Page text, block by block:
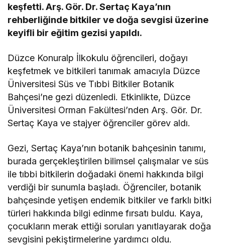
keşfetti. Arş. Gör. Dr. Sertaç Kaya’nın
rehberliğinde bitkiler ve doğa sevgisi üzerine
keyifli bir eğitim gezisi yapıldı.
Düzce Konuralp İlkokulu öğrencileri, doğayı
keşfetmek ve bitkileri tanımak amacıyla Düzce
Üniversitesi Süs ve Tıbbi Bitkiler Botanik
Bahçesi’ne gezi düzenledi. Etkinlikte, Düzce
Üniversitesi Orman Fakültesi’nden Arş. Gör. Dr.
Sertaç Kaya ve stajyer öğrenciler görev aldı.
Gezi, Sertaç Kaya’nın botanik bahçesinin tanımı,
burada gerçekleştirilen bilimsel çalışmalar ve süs
ile tıbbi bitkilerin doğadaki önemi hakkında bilgi
verdiği bir sunumla başladı. Öğrenciler, botanik
bahçesinde yetişen endemik bitkiler ve farklı bitki
türleri hakkında bilgi edinme fırsatı buldu. Kaya,
çocukların merak ettiği soruları yanıtlayarak doğa
sevgisini pekiştirmelerine yardımcı oldu.